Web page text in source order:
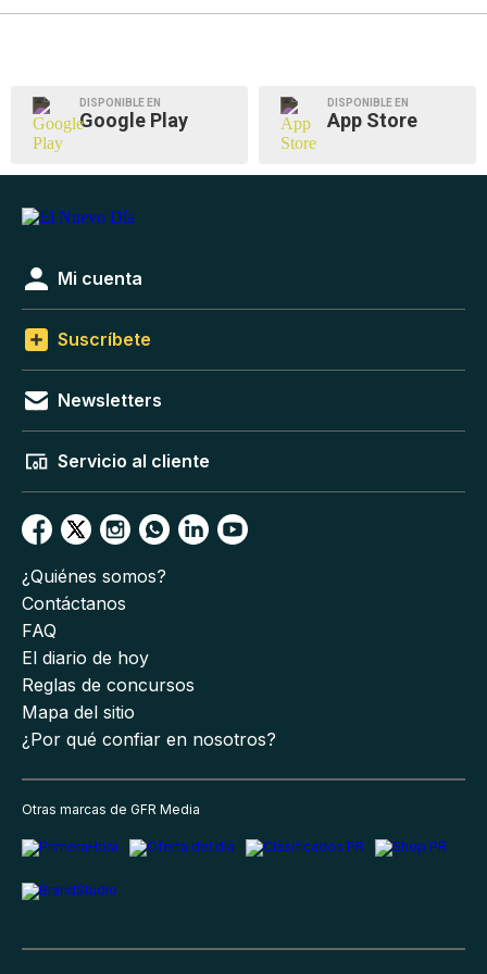
DISPONIBLE EN
Google Play
DISPONIBLE EN
App Store
Mi cuenta
Suscríbete
Newsletters
Servicio al cliente
¿Quiénes somos?
Contáctanos
FAQ
El diario de hoy
Reglas de concursos
Mapa del sitio
¿Por qué confiar en nosotros?
Otras marcas de GFR Media